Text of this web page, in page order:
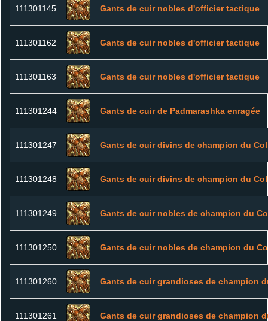
111301145 Gants de cuir nobles d'officier tactique
111301162 Gants de cuir nobles d'officier tactique
111301163 Gants de cuir nobles d'officier tactique
111301244 Gants de cuir de Padmarashka enragée
111301247 Gants de cuir divins de champion du
111301248 Gants de cuir divins de champion du
111301249 Gants de cuir nobles de champion du
111301250 Gants de cuir nobles de champion du
111301260 Gants de cuir grandioses de champion
111301261 Gants de cuir grandioses de champion